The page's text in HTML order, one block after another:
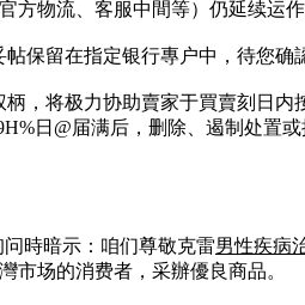
物流、客服中間等）仍延续运作
保留在指定银行專户中，待您
，将极力协助賣家于買賣刻日
日@届满后，删除、遏制处
時暗示：咱们尊敬克雷男性疾病
市场的消费者，采辦優良商品。